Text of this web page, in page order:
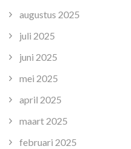
augustus 2025
juli 2025
juni 2025
mei 2025
april 2025
maart 2025
februari 2025